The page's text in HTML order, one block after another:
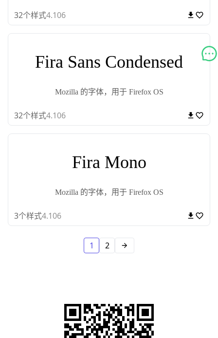
32个样式4.106
Fira Sans Condensed
Mozilla 的字体，用于 Firefox OS
32个样式4.106
Fira Mono
Mozilla 的字体，用于 Firefox OS
3个样式4.106
1 2